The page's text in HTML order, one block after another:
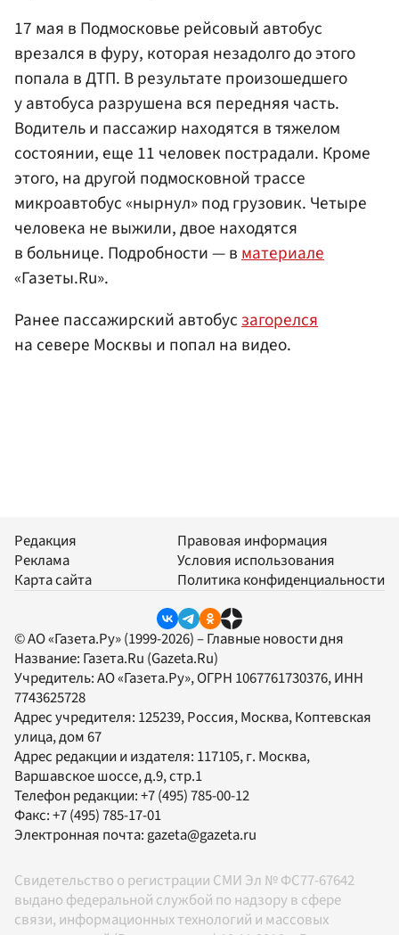
17 мая в Подмосковье рейсовый автобус
врезался в фуру, которая незадолго до этого
попала в ДТП. В результате произошедшего
у автобуса разрушена вся передняя часть.
Водитель и пассажир находятся в тяжелом
состоянии, еще 11 человек пострадали. Кроме
этого, на другой подмосковной трассе
микроавтобус «нырнул» под грузовик. Четыре
человека не выжили, двое находятся
в больнице. Подробности — вматериале
«Газеты.Ru».
Ранее пассажирский автобусзагорелся
на севере Москвы и попал на видео.
Редакция
Реклама
Карта сайта
Правовая информация
Условия использования
Политика конфиденциальности
© АО «Газета.Ру» (1999-2026) – Главные новости дня
Название: Газета.Ru (Gazeta.Ru)
Учредитель:АО «Газета.Ру», ОГРН 1067761730376, ИНН
7743625728
Адрес учредителя: 125239, Россия, Москва, Коптевская
улица, дом 67
Адрес редакции и издателя: 117105, г. Москва,
Варшавское шоссе, д.9, стр.1
Телефон редакции:+7 (495) 785-00-12
Факс:+7 (495) 785-17-01
Электронная почта:gazeta@gazeta.ru
Свидетельство о регистрации СМИ Эл № ФС77-67642
выдано федеральной службой по надзору в сфере
связи, информационных технологий и массовых